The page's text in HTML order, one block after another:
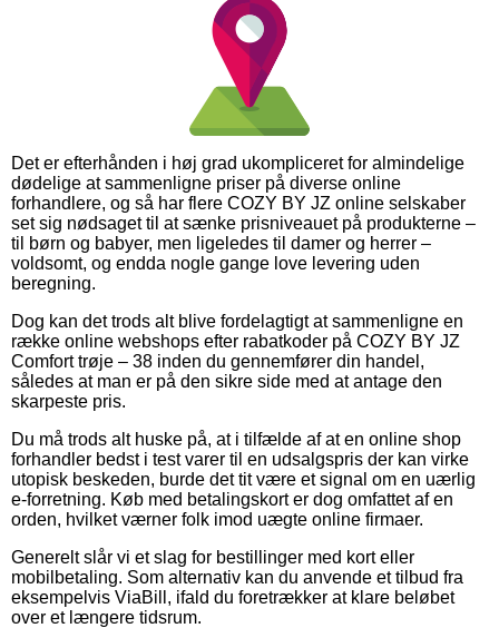
Det er efterhånden i høj grad ukompliceret for almindelige
dødelige at sammenligne priser på diverse online
forhandlere, og så har flere COZY BY JZ online selskaber
set sig nødsaget til at sænke prisniveauet på produkterne –
til børn og babyer, men ligeledes til damer og herrer –
voldsomt, og endda nogle gange love levering uden
beregning.
Dog kan det trods alt blive fordelagtigt at sammenligne en
række online webshops efter rabatkoder på COZY BY JZ
Comfort trøje – 38 inden du gennemfører din handel,
således at man er på den sikre side med at antage den
skarpeste pris.
Du må trods alt huske på, at i tilfælde af at en online shop
forhandler bedst i test varer til en udsalgspris der kan virke
utopisk beskeden, burde det tit være et signal om en uærlig
e-forretning. Køb med betalingskort er dog omfattet af en
orden, hvilket værner folk imod uægte online firmaer.
Generelt slår vi et slag for bestillinger med kort eller
mobilbetaling. Som alternativ kan du anvende et tilbud fra
eksempelvis ViaBill, ifald du foretrækker at klare beløbet
over et længere tidsrum.